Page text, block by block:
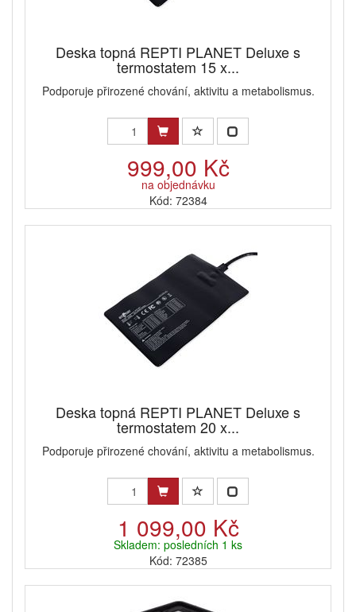
Deska topná REPTI PLANET Deluxe s
termostatem 15 x...
Podporuje přirozené chování, aktivitu a metabolismus.
999,00 Kč
na objednávku
Kód: 72384
Deska topná REPTI PLANET Deluxe s
termostatem 20 x...
Podporuje přirozené chování, aktivitu a metabolismus.
1 099,00 Kč
Skladem: posledních 1 ks
Kód: 72385